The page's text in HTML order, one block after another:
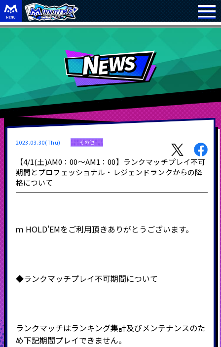
2023.03.30(Thu) その他
【4/1(土)AM0：00～AM1：00】ランクマッチプレイ不可
期間とプロフェッショナル・レジェンドランクからの降
格について
ｍ HOLD'EMをご利用頂きありがとうございます。
◆ランクマッチプレイ不可期間について
ランクマッチはランキング集計及びメンテナンスのた
め下記期間プレイできません。